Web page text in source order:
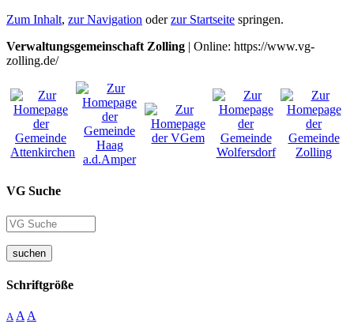
Zum Inhalt, zur Navigation oderzur Startseite springen.
Verwaltungsgemeinschaft Zolling | Online: https://www.vg-
zolling.de/
VG Suche
suchen
Schriftgröße
A A A